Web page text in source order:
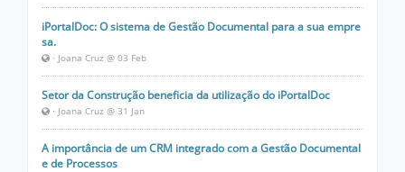
iPortalDoc: O sistema de Gestão Documental para a sua empre
sa.
· Joana Cruz @ 03 Feb
Setor da Construção beneficia da utilização do iPortalDoc
· Joana Cruz @ 31 Jan
A importância de um CRM integrado com a Gestão Documental
e de Processos